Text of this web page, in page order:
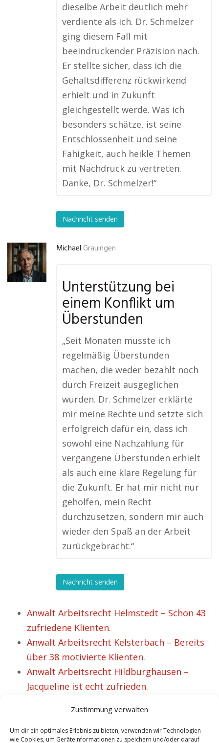
Zustimmung verwalten
Um dir ein optimales Erlebnis zu bieten, verwenden wir Technologien
wie Cookies, um Geräteinformationen zu speichern und/oder darauf
dieselbe Arbeit deutlich mehr
verdiente als ich. Dr. Schmelzer
ging diesem Fall mit
beeindruckender Präzision nach.
Er stellte sicher, dass ich die
Gehaltsdifferenz rückwirkend
erhielt und in Zukunft
gleichgestellt werde. Was ich
besonders schätze, ist seine
Entschlossenheit und seine
Fähigkeit, auch heikle Themen
mit Nachdruck zu vertreten.
Danke, Dr. Schmelzer!“
Nachricht senden
Michael Grauingen
Unterstützung bei
einem Konflikt um
Überstunden
„Seit Monaten musste ich
regelmäßig Überstunden
machen, die weder bezahlt noch
durch Freizeit ausgeglichen
wurden. Dr. Schmelzer erklärte
mir meine Rechte und setzte sich
erfolgreich dafür ein, dass ich
sowohl eine Nachzahlung für
vergangene Überstunden erhielt
als auch eine klare Regelung für
die Zukunft. Er hat mir nicht nur
geholfen, mein Recht
durchzusetzen, sondern mir auch
wieder den Spaß an der Arbeit
zurückgebracht.“
Nachricht senden
Anwalt Arbeitsrecht Helmstedt – Schon 43
zufriedene Klienten.
Anwalt Arbeitsrecht Kelsterbach – Bereits
über 38 motivierte Klienten.
Anwalt Arbeitsrecht Hildburghausen –
Jacqueline ist echt zufrieden.
Kanzlei Dr. Schmelzer Anwalt Arbeitsrecht
und IT Recht Oettingen.